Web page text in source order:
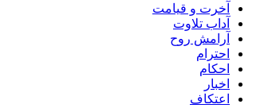
آخرت و قیامت
آداب تلاوت
آرامش روح
احترام
احکام
اخبار
اعتکاف